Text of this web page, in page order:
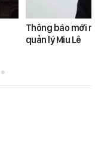
Thông báo mới
quản lý Miu Lê